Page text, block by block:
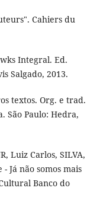
Cahiers du
Integral. Ed.
Salgado, 2013.
textos. Org. e trad.
São Paulo: Hedra,
Luiz Carlos, SILVA,
Já não somos mais
Banco do